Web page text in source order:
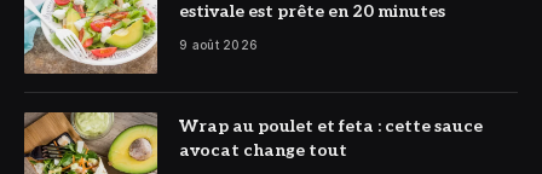
estivale est prête en 20 minutes
9 août 2026
© DR
Wrap au poulet et feta : cette sauce
avocat change tout